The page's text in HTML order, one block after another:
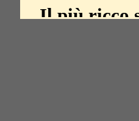
Il più ricco